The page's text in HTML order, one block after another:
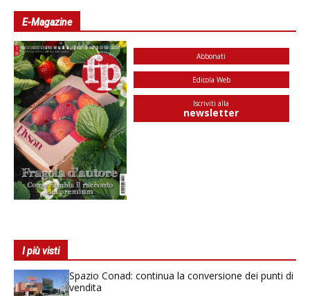
E-Magazine
Abbonati
Edicola Web
Iscriviti alla
newsletter
I più visti
Spazio Conad: continua la conversione dei punti di
vendita